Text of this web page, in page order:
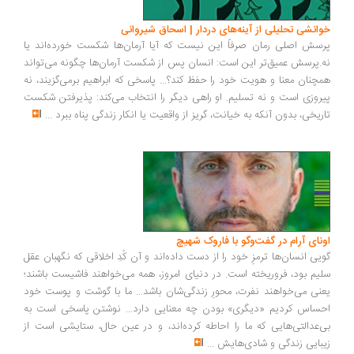
خوانشی تحلیلی از آینه‌های دردار | اسحاق شیروانی
پرسش اصلی رمان صرفاً این نیست که آیا آرمان‌ها شکست خورده‌اند یا
نه.پرسش عمیق‌تر این است: انسان پس از شکست آرمان‌ها چگونه می‌تواند
همچنان معنا و هویت خود را حفظ کند؟... پاسخی که ابراهیم برمی‌گزیند، نه
پیروزی است و نه تسلیم. او راهی دیگر را انتخاب می‌کند: پذیرفتن شکست
تاریخی، بدون آنکه به خیانت، گریز از واقعیت یا انکار زندگی پناه ببرد ...
اونای آرام در گفت‌وگو با فاروک شهیچ‭
گویی انسان‌ها ترمزِ خود را از دست داده‌اند و آن کُدِ اخلاقی که نگهبان عقل
سلیم بود، فروریخته است. در دنیای امروز، همه می‌خواهند فاشیست باشند؛
یعنی می‌خواهند نفرت، محورِ زندگی‌شان باشد... ما با گوشت و پوست خود
احساس کردیم «دیگری» بودن چه معنایی دارد... نوشتن پاسخی است به
بی‌عدالتی‌هایی که ما را احاطه کرده‌اند، و در عین حال، ستایشی است از
زیبایی زندگی و شادی‌هایش ...